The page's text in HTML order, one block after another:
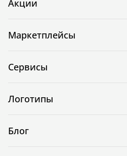
Акции
Маркетплейсы
Сервисы
Логотипы
Блог